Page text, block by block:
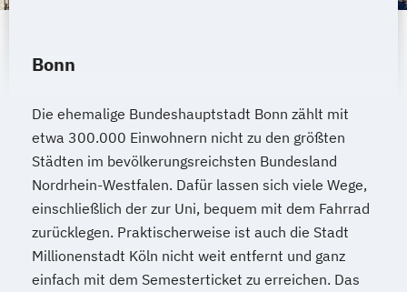
Bonn
Die ehemalige Bundeshauptstadt Bonn zählt mit
etwa 300.000 Einwohnern nicht zu den größten
Städten im bevölkerungsreichsten Bundesland
Nordrhein-Westfalen. Dafür lassen sich viele Wege,
einschließlich der zur Uni, bequem mit dem Fahrrad
zurücklegen. Praktischerweise ist auch die Stadt
Millionenstadt Köln nicht weit entfernt und ganz
einfach mit dem Semesterticket zu erreichen. Das